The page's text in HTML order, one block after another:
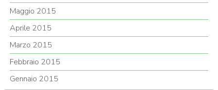
Maggio 2015
Aprile 2015
Marzo 2015
Febbraio 2015
Gennaio 2015